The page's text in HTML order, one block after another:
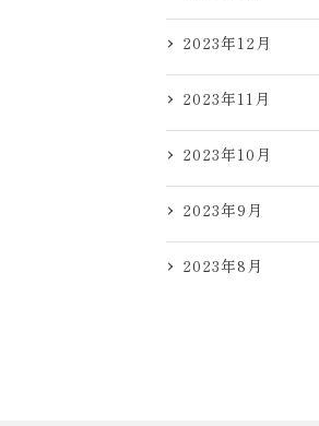
2023年12月
2023年11月
2023年10月
2023年9月
2023年8月